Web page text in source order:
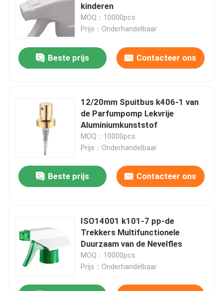
kinderen
MOQ：10000pcs
Prijs：Onderhandelbaar
Beste prijs Contacteer ons
12/20mm Spuitbus k406-1 van
de Parfumpomp Lekvrije
Aluminiumkunststof
MOQ：10000pcs
Prijs：Onderhandelbaar
Beste prijs Contacteer ons
ISO14001 k101-7 pp-de
Trekkers Multifunctionele
Duurzaam van de Nevelfles
MOQ：10000pcs
Prijs：Onderhandelbaar